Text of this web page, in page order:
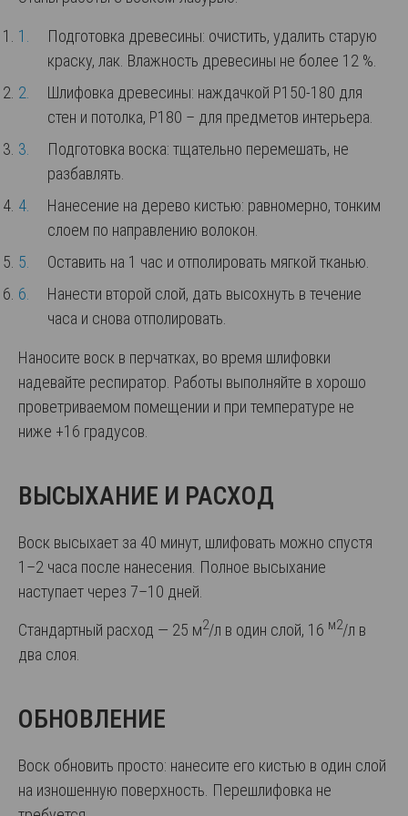
Подготовка древесины: очистить, удалить старую
краску, лак. Влажность древесины не более 12 %.
Шлифовка древесины: наждачкой Р150-180 для
стен и потолка, Р180 – для предметов интерьера.
Подготовка воска: тщательно перемешать, не
разбавлять.
Нанесение на дерево кистью: равномерно, тонким
слоем по направлению волокон.
Оставить на 1 час и отполировать мягкой тканью.
Нанести второй слой, дать высохнуть в течение
часа и снова отполировать.
Наносите воск в перчатках, во время шлифовки
надевайте респиратор. Работы выполняйте в хорошо
проветриваемом помещении и при температуре не
ниже +16 градусов.
ВЫСЫХАНИЕ И РАСХОД
Воск высыхает за 40 минут, шлифовать можно спустя
1–2 часа после нанесения. Полное высыхание
наступает через 7–10 дней.
Стандартный расход ― 25 м2/л в один слой, 16 м2/л в
два слоя.
ОБНОВЛЕНИЕ
Воск обновить просто: нанесите его кистью в один слой
на изношенную поверхность. Перешлифовка не